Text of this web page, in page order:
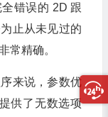
错误的 2D 跟
止从未见过的
常精确。
来说，参数优
供了无数选项